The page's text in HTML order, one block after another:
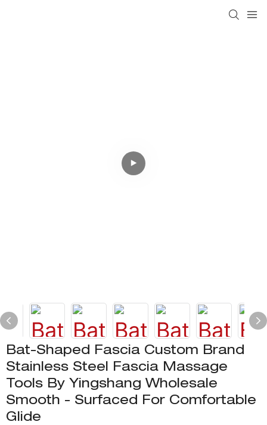
Bat-Shaped Fascia Custom Brand
Stainless Steel Fascia Massage
Tools By Yingshang Wholesale
Smooth - Surfaced For Comfortable
Glide